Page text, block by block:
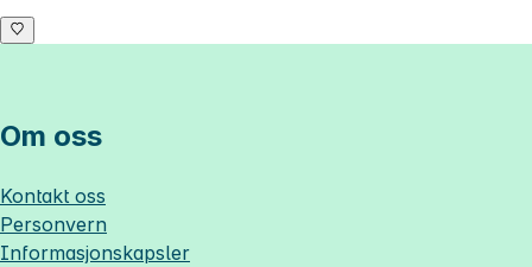
Om oss
Kontakt oss
Personvern
Informasjonskapsler